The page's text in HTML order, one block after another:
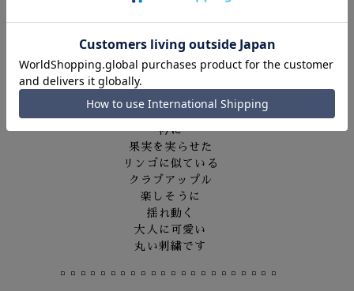
2025 Autumn collection
衿に
果実を実らせた
リンゴに似ている
クラブアップル
楽しそうに
揺れ動く
大人に可愛い
丸い刺繍です
□□□□□□□□□□□□□□□□□□□□□□